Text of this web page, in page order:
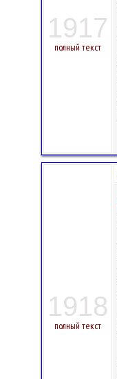
1917
полный текст
1918
полный текст